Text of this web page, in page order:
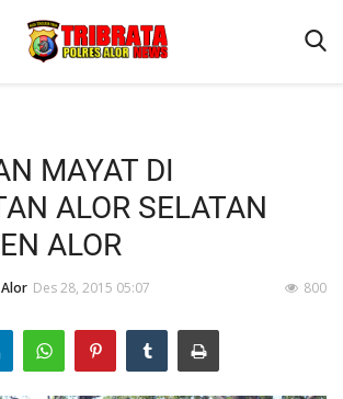
MAYAT DI
ALOR SELATAN
ALOR
Des 28, 2015 05:07 800